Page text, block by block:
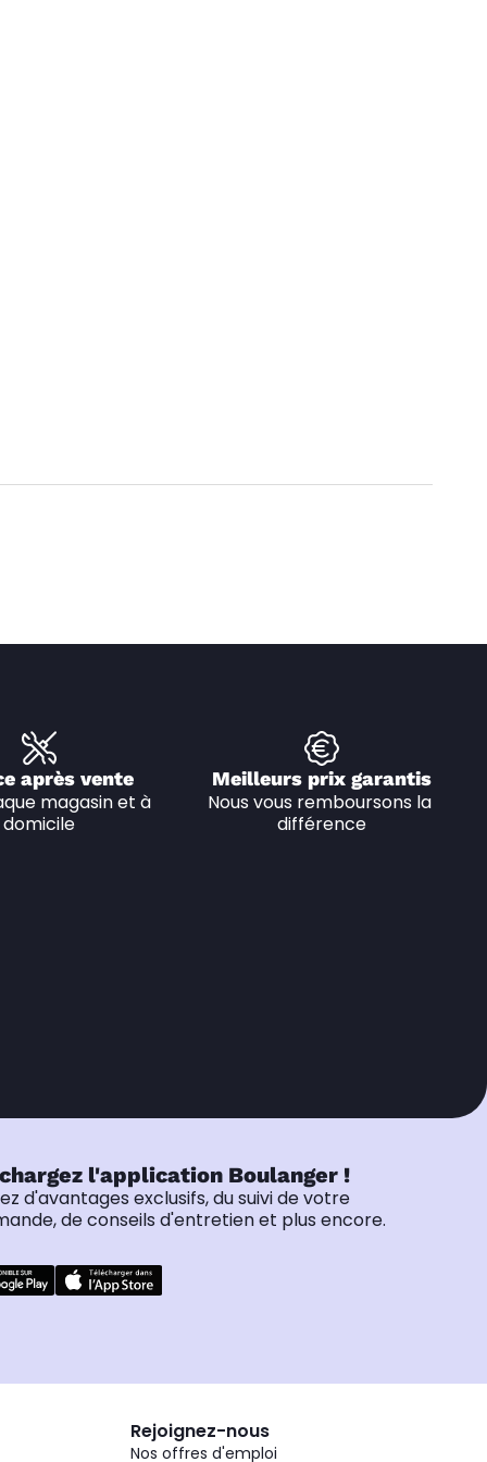
après vente
magasin et à
domicile
Meilleurs prix garantis
Nous vous remboursons la
différence
l'application Boulanger !
d'avantages exclusifs, du suivi de votre
de conseils d'entretien et plus encore.
Rejoignez-nous
Nos offres d'emploi